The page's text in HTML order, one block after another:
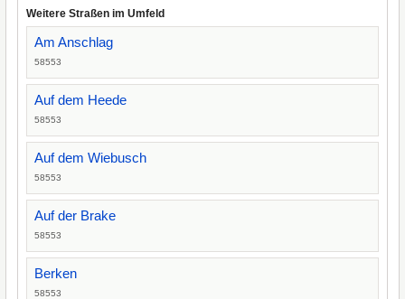
Weitere Straßen im Umfeld
Am Anschlag
58553
Auf dem Heede
58553
Auf dem Wiebusch
58553
Auf der Brake
58553
Berken
58553